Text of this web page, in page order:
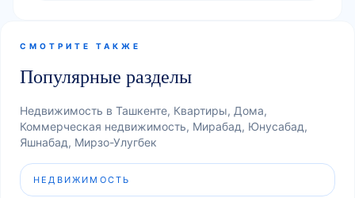
СМОТРИТЕ ТАКЖЕ
Популярные разделы
Недвижимость в Ташкенте, Квартиры, Дома,
Коммерческая недвижимость, Мирабад, Юнусабад,
Яшнабад, Мирзо-Улугбек
НЕДВИЖИМОСТЬ